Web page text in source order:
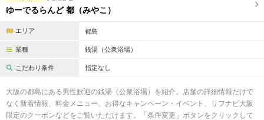
初回割引あり
団体割引
キャッシュレス決済OK
2名様歓迎
完全個室 半個室あり
ペアルームあり シャワー室完備
ゆーでるらんど 都（みやこ）
エリア 都島
業種 銭湯（公衆浴場）
こだわり条件 指定なし
大阪の都島にある男性歓迎の銭湯（公衆浴場）を紹介。店舗の詳細情報だけで
なく新着情報、料金メニュー、お得なキャンペーン・イベント、リフナビ大阪
限定のクーポンなどをご覧いただけます。「条件変更」ボタンをクリックして